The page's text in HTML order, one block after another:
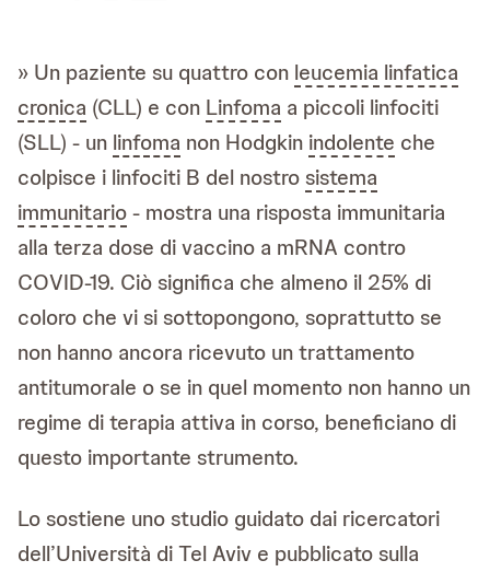
» Un paziente su quattro con leucemia linfatica
cronica (CLL) e con Linfoma a piccoli linfociti
(SLL) - un linfoma non Hodgkin indolente che
colpisce i linfociti B del nostrosistema
immunitario- mostra una risposta immunitaria
alla terza dose di vaccino a mRNA contro
COVID-19. Ciò significa che almeno il 25% di
coloro che vi si sottopongono, soprattutto se
non hanno ancora ricevuto un trattamento
antitumorale o se in quel momento non hanno un
regime di terapia attiva in corso, beneficiano di
questo importante strumento.
Lo sostiene uno studio guidato dai ricercatori
dell’Università di Tel Aviv e pubblicato sulla